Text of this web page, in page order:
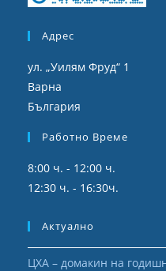
Адрес
ул. „Уилям Фруд“ 1
Варна
България
Работно Време
8:00 ч. - 12:00 ч.
12:30 ч. - 16:30ч.
Актуално
ЦХА – домакин на